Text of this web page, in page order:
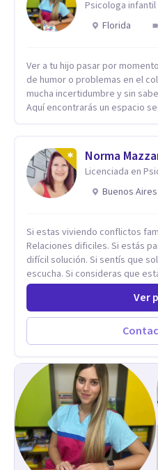
Psicologa infantil
Florida
Ver a tu hijo pasar por
de humor o problemas en el
mucha incertidumbre y sin
Aquí encontrarás un espacio
casa. Me especializo en guiar a familias a través de
herramientas prácticas y
cada menor, dejando de lado
Mi forma de trabajar se centra
fortaleciendo la comunicación entre
niños y adolescentes que
timidez, la rebeldía o
padres que buscan orientación
sin perder la paciencia ni el control. Si estás listo
primer paso hacia una
agenda tu sesión y
Norma
Licenciada en
Buenos Aires
Si estas viviendo conflictos
Relaciones dificiles. Si estás
difícil solución. Si sentís que
escucha. Si consideras que
comprensión. Si no logras
sueños, deseos. Si pensás
grave, pero podría ayudar. Si
intención es hacer algo con lo que te
en comunicarte a fin de
Ver